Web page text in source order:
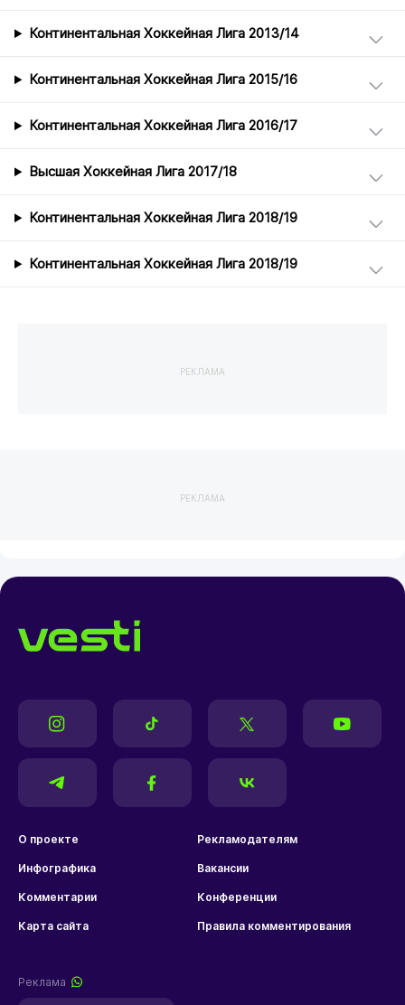
Континентальная Хоккейная Лига 2013/14
Континентальная Хоккейная Лига 2015/16
Континентальная Хоккейная Лига 2016/17
Высшая Хоккейная Лига 2017/18
Континентальная Хоккейная Лига 2018/19
Континентальная Хоккейная Лига 2018/19
РЕКЛАМА
РЕКЛАМА
О проекте Рекламодателям
Инфографика Вакансии
Комментарии Конференции
Карта сайта Правила комментирования
Реклама